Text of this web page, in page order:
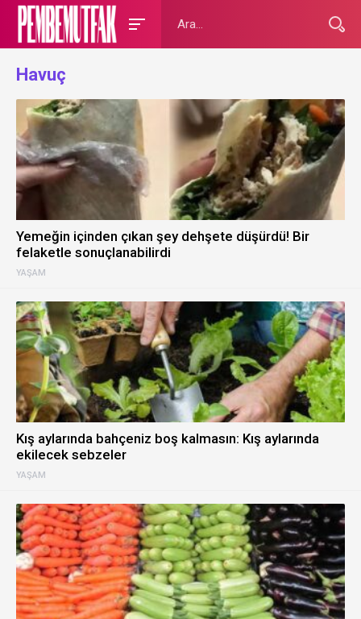
Havuç
YAŞAM
Yemeğin içinden çıkan şey dehşete düşürdü! Bir
felaketle sonuçlanabilirdi
YAŞAM
Kış aylarında bahçeniz boş kalmasın: Kış aylarında
ekilecek sebzeler